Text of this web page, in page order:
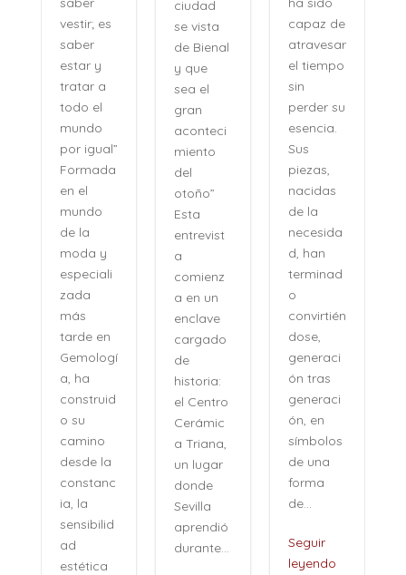
vestir; es
saber
estar y
tratar a
todo el
mundo
por igual”
Formada
en el
mundo
de la
moda y
especiali
zada
más
tarde en
Gemologí
a, ha
construid
o su
camino
desde la
constanc
ia, la
sensibilid
ad
estética
ciudad
se vista
de Bienal
y que
sea el
gran
aconteci
miento
del
otoño”
Esta
entrevist
a
comienz
a en un
enclave
cargado
de
historia:
el Centro
Cerámic
a Triana,
un lugar
donde
Sevilla
aprendió
durante...
capaz de
atravesar
el tiempo
sin
perder su
esencia.
Sus
piezas,
nacidas
de la
necesida
d, han
terminad
o
convirtién
dose,
generaci
ón tras
generaci
ón, en
símbolos
de una
forma
de...
Seguir
leyendo